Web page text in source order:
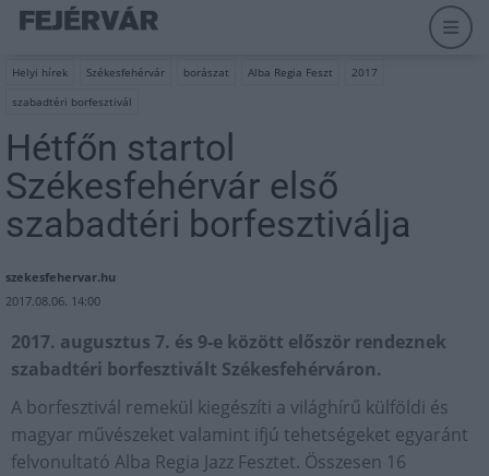
Helyi hírek Székesfehérvár borászat Alba Regia Feszt
2017
szabadtéri borfesztivál
Hétfőn startol
Székesfehérvár első
szabadtéri borfesztiválja
szekesfehervar.hu
2017.08.06. 14:00
2017. augusztus 7. és 9-e között először rendeznek
szabadtéri borfesztivált Székesfehérváron.
A borfesztivál remekül kiegészíti a világhírű külföldi és
magyar művészeket valamint ifjú tehetségeket egyaránt
felvonultató Alba Regia Jazz Fesztet. Összesen 16